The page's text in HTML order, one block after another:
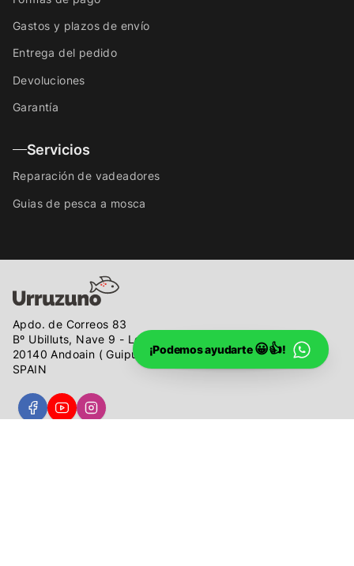
¡Podemos ayudarte😀👍!
Gastos y plazos de envío
Entrega del pedido
Devoluciones
Garantía
Servicios
Reparación de vadeadores
Guias de pesca a mosca
Apdo. de Correos 83
Bº Ubilluts, Nave 9 - Local A
20140 Andoain ( Guipúzcoa )
SPAIN